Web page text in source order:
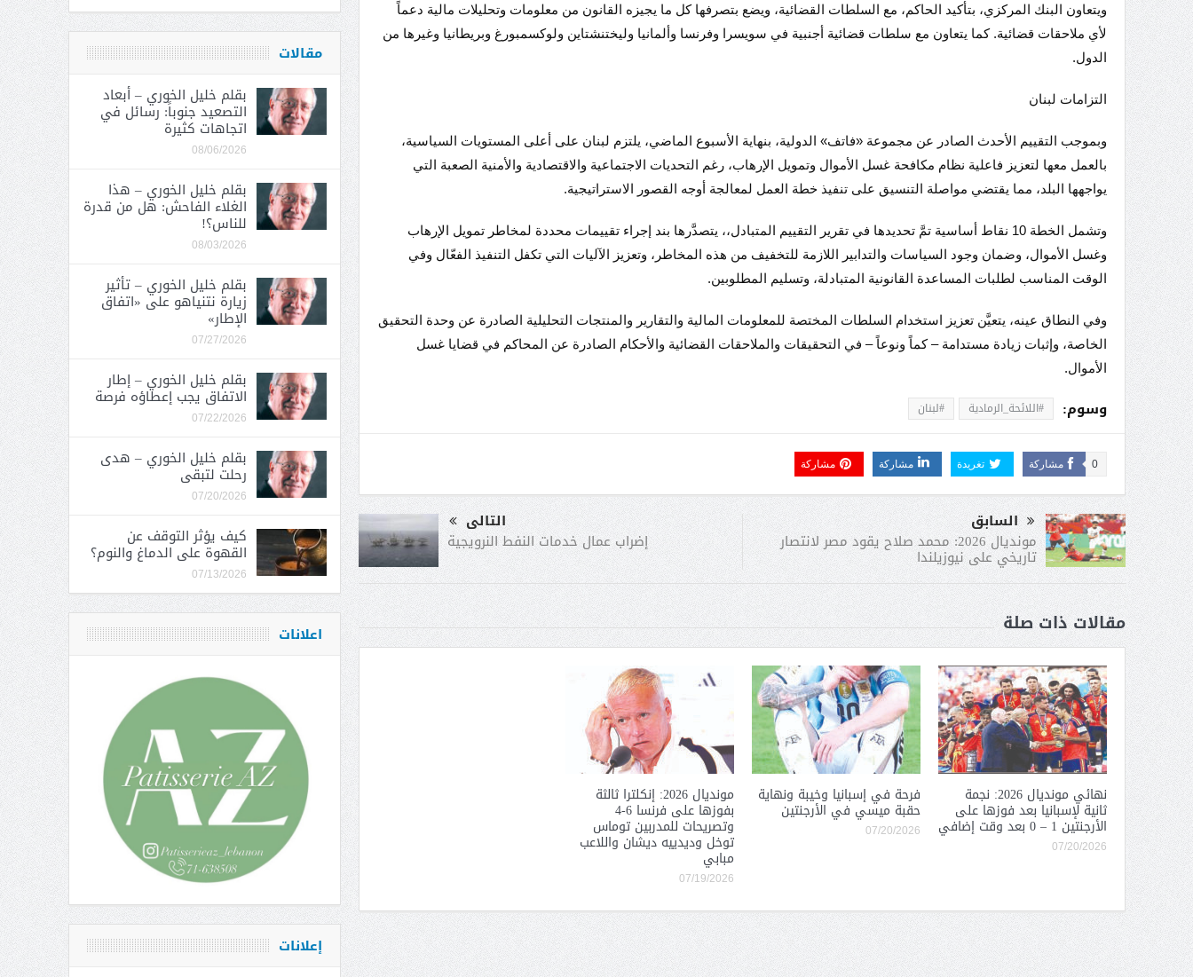
ويتعاون البنك المركزي، بتأكيد الحاكم، مع السلطات القضائية، ويضع بتصرفها كل ما يجيزه القانون من معلومات وتحليلات مالية دعماً
لأي ملاحقات قضائية. كما يتعاون مع سلطات قضائية أجنبية في سويسرا وفرنسا وألمانيا وليختنشتاين ولوكسمبورغ وبريطانيا وغيرها من
الدول.
التزامات لبنان
وبموجب التقييم الأحدث الصادر عن مجموعة «فاتف» الدولية، بنهاية الأسبوع الماضي، يلتزم لبنان على أعلى المستويات السياسية،
بالعمل معها لتعزيز فاعلية نظام مكافحة غسل الأموال وتمويل الإرهاب، رغم التحديات الاجتماعية والاقتصادية والأمنية الصعبة التي
يواجهها البلد، مما يقتضي مواصلة التنسيق على تنفيذ خطة العمل لمعالجة أوجه القصور الاستراتيجية.
وتشمل الخطة 10 نقاط أساسية تمَّ تحديدها في تقرير التقييم المتبادل،، يتصدَّرها بند إجراء تقييمات محددة لمخاطر تمويل الإرهاب
وغسل الأموال، وضمان وجود السياسات والتدابير اللازمة للتخفيف من هذه المخاطر، وتعزيز الآليات التي تكفل التنفيذ الفعّال وفي
الوقت المناسب لطلبات المساعدة القانونية المتبادلة، وتسليم المطلوبين.
وفي النطاق عينه، يتعيَّن تعزيز استخدام السلطات المختصة للمعلومات المالية والتقارير والمنتجات التحليلية الصادرة عن وحدة التحقيق
الخاصة، وإثبات زيادة مستدامة – كماً ونوعاً – في التحقيقات والملاحقات القضائية والأحكام الصادرة عن المحاكم في قضايا غسل
الأموال.
وسوم: #اللائحة_الرمادية #لبنان
مشاركة 0 تغريدة مشاركة مشاركة
السابق
مونديال 2026: محمد صلاح يقود مصر لانتصار
تاريخي على نيوزيلندا
التالى
إضراب عمال خدمات النفط النرويجية
مقالات ذات صلة
نهائي مونديال 2026: نجمة
ثانية لإسبانيا بعد فوزها على
الأرجنتين 1 – 0 بعد وقت إضافي
07/20/2026
فرحة في إسبانيا وخيبة ونهاية
حقبة ميسي في الأرجنتين
07/20/2026
مونديال 2026: إنكلترا ثالثة
بفوزها على فرنسا 6-4
وتصريحات للمدربين توماس
توخل وديدييه ديشان واللاعب
مبابي
07/19/2026
مقالات
بقلم خليل الخوري – أبعاد
التصعيد جنوباً: رسائل في
اتجاهات كثيرة
08/06/2026
بقلم خليل الخوري – هذا
الغلاء الفاحش: هل من قدرة
للناس؟!
08/03/2026
بقلم خليل الخوري – تأثير
زيارة نتنياهو على «اتفاق
الإطار»
07/27/2026
بقلم خليل الخوري – إطار
الاتفاق يجب إعطاؤه فرصة
07/22/2026
بقلم خليل الخوري – هدى
رحلت لتبقى
07/20/2026
كيف يؤثر التوقف عن
القهوة على الدماغ والنوم؟
07/13/2026
اعلانات
إعلانات